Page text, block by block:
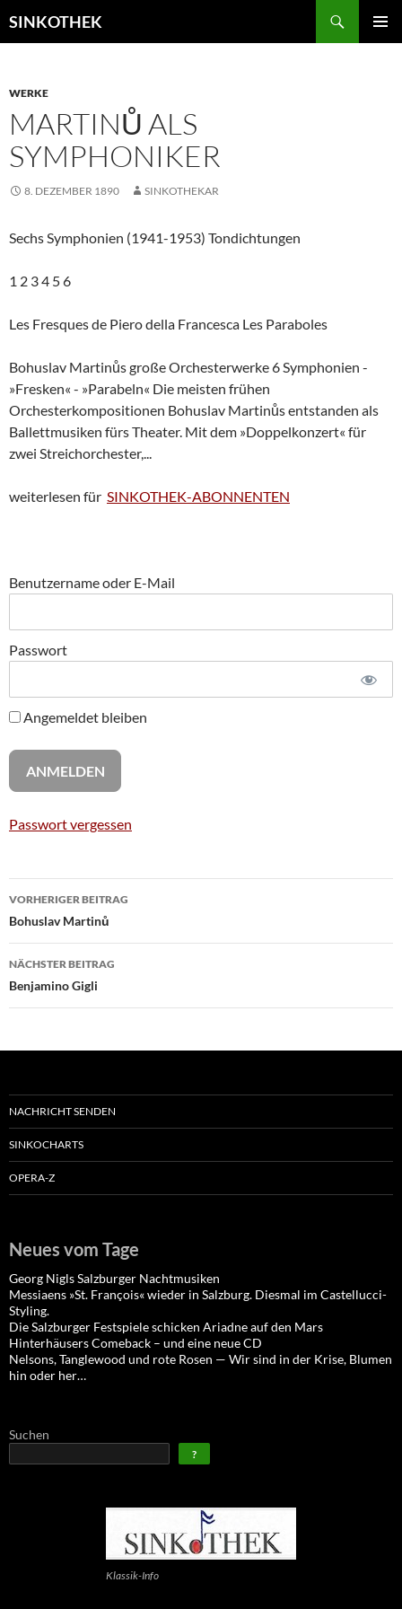
Inhalt
SINKOTHEK
WERKE
MARTINŮ ALS
SYMPHONIKER
8. DEZEMBER 1890 SINKOTHEKAR
Sechs Symphonien (1941-1953) Tondichtungen
1 2 3 4 5 6
Les Fresques de Piero della Francesca Les Paraboles
Bohuslav Martinůs große Orchesterwerke 6 Symphonien -
»Fresken« - »Parabeln« Die meisten frühen
Orchesterkompositionen Bohuslav Martinůs entstanden als
Ballettmusiken fürs Theater. Mit dem »Doppelkonzert« für
zwei Streichorchester,...
weiterlesen für SINKOTHEK-ABONNENTEN
Benutzername oder E-Mail
Passwort
Angemeldet bleiben
Passwort vergessen
Beitragsnavigation
VORHERIGER BEITRAG
Bohuslav Martinů
NÄCHSTER BEITRAG
Benjamino Gigli
NACHRICHT SENDEN
SINKOCHARTS
OPERA-Z
Neues vom Tage
Georg Nigls Salzburger Nachtmusiken
Messiaens »St. François« wieder in Salzburg. Diesmal im Castellucci-
Styling.
Die Salzburger Festspiele schicken Ariadne auf den Mars
Hinterhäusers Comeback – und eine neue CD
Nelsons, Tanglewood und rote Rosen — Wir sind in der Krise, Blumen
hin oder her…
Suchen
?
Klassik-Info